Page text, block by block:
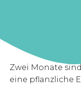
Zwei Monate
eine pflanzliche